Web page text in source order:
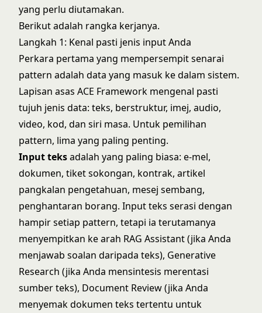
yang perlu diutamakan.
Berikut adalah rangka kerjanya.
Langkah 1: Kenal pasti jenis input Anda
Perkara pertama yang mempersempit senarai
pattern adalah data yang masuk ke dalam sistem.
Lapisan asas ACE Framework mengenal pasti
tujuh jenis data: teks, berstruktur, imej, audio,
video, kod, dan siri masa. Untuk pemilihan
pattern, lima yang paling penting.
Input teksadalah yang paling biasa: e-mel,
dokumen, tiket sokongan, kontrak, artikel
pangkalan pengetahuan, mesej sembang,
penghantaran borang. Input teks serasi dengan
hampir setiap pattern, tetapi ia terutamanya
menyempitkan ke arah RAG Assistant (jika Anda
menjawab soalan daripada teks), Generative
Research (jika Anda mensintesis merentasi
sumber teks), Document Review (jika Anda
menyemak dokumen teks tertentu untuk